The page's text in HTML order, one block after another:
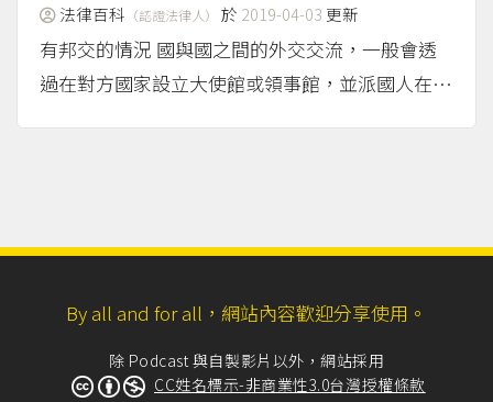
法律百科 （認證法律人） 於 2019-04-03 更新
有邦交的情況 國與國之間的外交交流，一般會透
過在對方國家設立大使館或領事館，並派國人在使
By all and for all，網站內容歡迎分享使用。
除 Podcast 與自製影片以外，網站採用
CC姓名標示-非商業性3.0台灣授權條款